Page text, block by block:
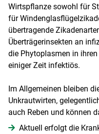
Wirtspflanze sowohl für
für
übertragende
Überträgerinsekten an
die Phytoplasmen in
einiger Zeit infektiös.
Im Allgemeinen bleiben
Unkrautwirten,
auch Reben und können
Aktuell erfolgt die